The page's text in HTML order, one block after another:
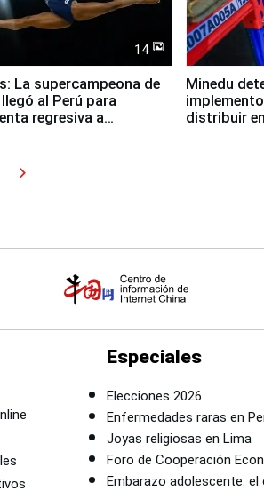
14
La supercampeona de
al Perú para
regresiva a
Minedu
distribuir
chevron_right
Especiales
Elecciones 2026
Enfermedades raras en
Joyas religiosas en Lima
Foro de Cooperación
Embarazo adolescente: